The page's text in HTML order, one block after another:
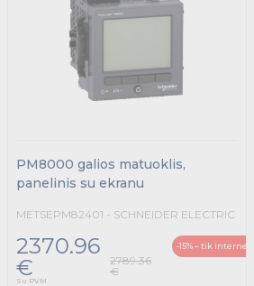
PM8000 galios matuoklis,
panelinis su ekranu
METSEPM82401 - SCHNEIDER ELECTRIC
2370.96
€
2789.36
€
-15% – tik internetu
Su PVM